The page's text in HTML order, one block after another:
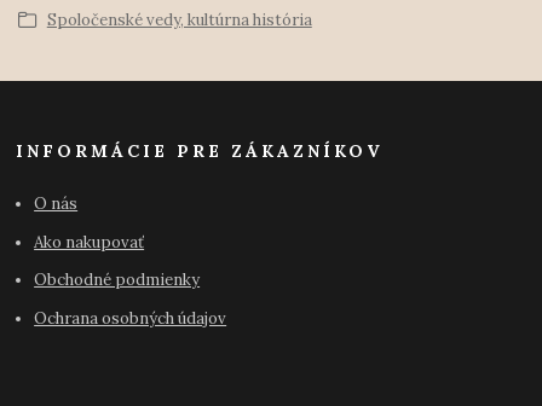
Spoločenské vedy, kultúrna história
INFORMÁCIE PRE ZÁKAZNÍKOV
O nás
Ako nakupovať
Obchodné podmienky
Ochrana osobných údajov